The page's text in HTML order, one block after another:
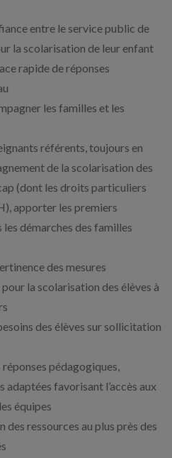
entre le service public de
la scolarisation de leur enfant
rapide de réponses
les familles et les
référents, toujours en
de la scolarisation des
(dont les droits particuliers
apporter les premiers
démarches des familles
des mesures
la scolarisation des élèves à
des élèves sur sollicitation
pédagogiques,
favorisant l’accès aux
équipes
ressources au plus près des